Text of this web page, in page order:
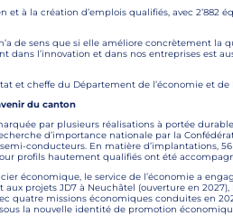
à la création d’emplois qualifiés, avec 2’882
de sens que si elle améliore concrètement la
dans l’innovation et dans nos entreprises est
et cheffe du Département de l’économie et de
du canton
par plusieurs réalisations à portée
d’importance nationale par la
conducteurs. En matière d’implantations,
profils hautement qualifiés ont été
économique, le service de l’économie a
projets JD7 à Neuchâtel (ouverture en 2027),
quatre missions économiques conduites en
la nouvelle identité de promotion